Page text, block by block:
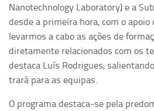
Nanotechnology Laboratory) e a
desde a primeira hora, com o
levarmos a cabo as ações de
diretamente relacionados com os
destaca Luís Rodrigues,
trará para as equipas.
O programa destaca-se pela